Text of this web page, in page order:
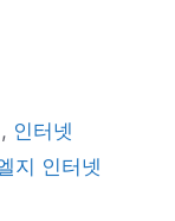
, 인터넷
지 인터넷